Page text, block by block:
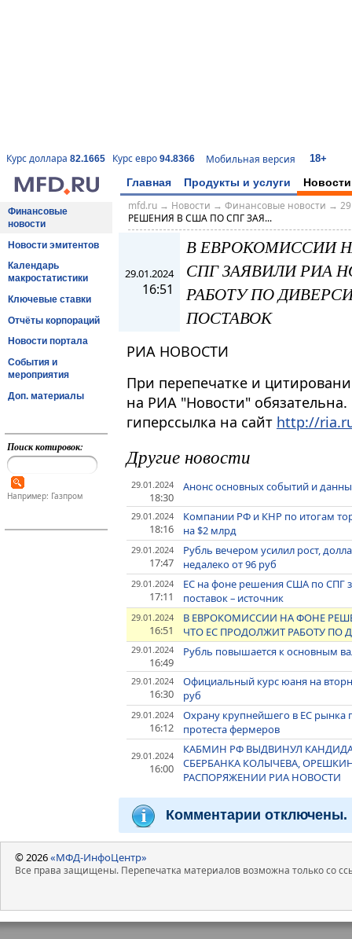
Курс доллара 82.1665 Курс евро 94.8366 Мобильная версия 18+
Главная Продукты и услуги Новости
Финансовые
новости
Новости эмитентов
Календарь
макростатистики
Ключевые ставки
Отчёты корпораций
Новости портала
События и
мероприятия
Доп. материалы
Поиск котировок:
Например: Газпром
mfd.ru→ Новости → Финансовые новости →
РЕШЕНИЯ В США ПО СПГ ЗАЯ...
29.01.2024
16:51
В ЕВРОКОМИССИИ
СПГ ЗАЯВИЛИ РИА
РАБОТУ ПО
ПОСТАВОК
РИА НОВОСТИ
При перепечатке и
на РИА "Новости"
гиперссылка на сайт http://
Другие новости
29.01.2024
18:30
Анонс основных событий и
29.01.2024
18:16
Компании РФ и КНР по итогам
на $2 млрд
29.01.2024
17:47
Рубль вечером усилил рост,
недалеко от 96 руб
29.01.2024
17:11
ЕС на фоне решения США по СПГ
поставок – источник
29.01.2024
16:51
В ЕВРОКОМИССИИ НА ФОНЕ
ЧТО ЕС ПРОДОЛЖИТ РАБОТУ ПО
29.01.2024
16:49
Рубль повышается к основным
29.01.2024
16:30
Официальный курс юаня на
руб
29.01.2024
16:12
Охрану крупнейшего в ЕС рынка
протеста фермеров
29.01.2024
16:00
КАБМИН РФ ВЫДВИНУЛ
СБЕРБАНКА КОЛЫЧЕВА,
РАСПОРЯЖЕНИИ РИА НОВОСТИ
Комментарии отключены.
© 2026«МФД-ИнфоЦентр»
Все права защищены. Перепечатка материалов возможна только со